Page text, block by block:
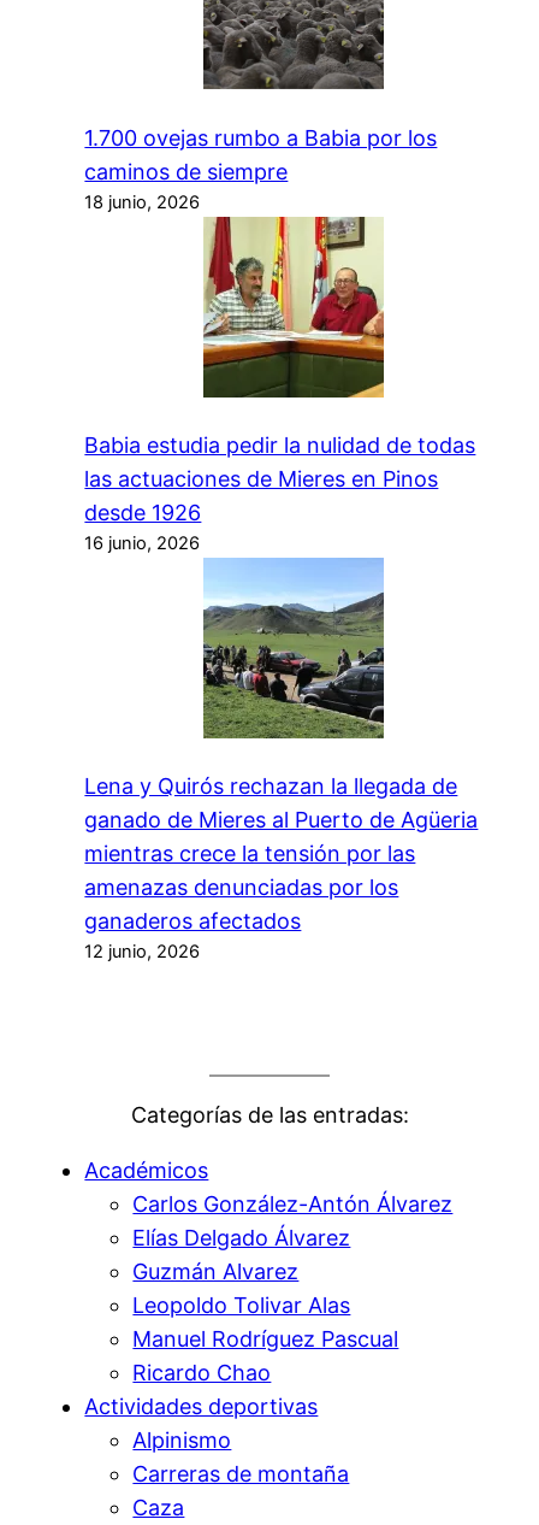
1.700 ovejas rumbo a Babia por los
caminos de siempre
18 junio, 2026
Babia estudia pedir la nulidad de todas
las actuaciones de Mieres en Pinos
desde 1926
16 junio, 2026
Lena y Quirós rechazan la llegada de
ganado de Mieres al Puerto de Agüeria
mientras crece la tensión por las
amenazas denunciadas por los
ganaderos afectados
12 junio, 2026
Categorías de las entradas:
Académicos
Carlos González-Antón Álvarez
Elías Delgado Álvarez
Guzmán Alvarez
Leopoldo Tolivar Alas
Manuel Rodríguez Pascual
Ricardo Chao
Actividades deportivas
Alpinismo
Carreras de montaña
Caza